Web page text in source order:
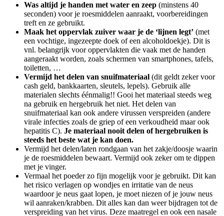
Was altijd je handen met water en zeep (minstens 40
seconden) voor je roesmiddelen aanraakt, voorbereidingen
treft en ze gebruikt.
Maak het oppervlak zuiver waar je de ‘lijnen legt’ (met
een vochtige, ingezeepte doek of een alcoholdoekje). Dit is
vnl. belangrijk voor oppervlakten die vaak met de handen
aangeraakt worden, zoals schermen van smartphones, tafels,
toiletten, …
Vermijd het delen van snuifmateriaal (dit geldt zeker voor
cash geld, bankkaarten, sleutels, lepels). Gebruik alle
materialen slechts éénmalig!! Gooi het materiaal steeds weg
na gebruik en hergebruik het niet. Het delen van
snuifmateriaal kan ook andere virussen verspreiden (andere
virale infecties zoals de griep of een verkoudheid maar ook
hepatitis C). Je materiaal nooit delen of hergebruiken is
steeds het beste wat je kan doen.
Vermijd het delen/laten rondgaan van het zakje/doosje waarin
je de roesmiddelen bewaart. Vermijd ook zeker om te dippen
met je vinger.
Vermaal het poeder zo fijn mogelijk voor je gebruikt. Dit kan
het risico verlagen op wondjes en irritatie van de neus
waardoor je neus gaat lopen, je moet niezen of je jouw neus
wil aanraken/krabben. Dit alles kan dan weer bijdragen tot de
verspreiding van het virus. Deze maatregel en ook een nasale